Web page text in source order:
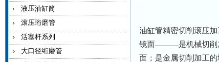
液压油缸筒
滚压珩磨管
活塞杆系列
大口径绗磨管
油缸管精密切削滚压
镜面———是机械切削
面；是金属切削加工